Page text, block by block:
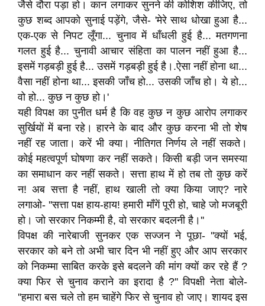
जैसे दौरा पड़ा हो। कान लगाकर सुनने की कोशिश कीजिए, तो
कुछ शब्द आपको सुनाई पड़ेंगे, जैसे- 'मेरे साथ धोखा हुआ है...
एक-एक से निपट लूँगा... चुनाव में धाँधली हुई है... मतगणना
गलत हुई है... चुनावी आचार संहिता का पालन नहीं हुआ है...
इसमें गड़बड़ी हुई है... उसमें गड़बड़ी हुई है।.ऐसा नहीं होना था...
वैसा नहीं होना था... इसकी जाँच हो... उसकी जाँच हो। ये हो...
वो हो... कुछ न कुछ हो।'
यही विपक्ष का पुनीत धर्म है कि वह कुछ न कुछ आरोप लगाकर
सुर्खियों में बना रहे। हारने के बाद और कुछ करना भी तो शेष
नहीं रह जाता। करें भी क्या। नीतिगत निर्णय ले नहीं सकते।
कोई महत्वपूर्ण घोषणा कर नहीं सकते। किसी बड़ी जन समस्या
का समाधान कर नहीं सकते। सत्ता हाथ में हो तब तो कुछ करें
न! अब सत्ता है नहीं, हाथ खाली तो क्या किया जाए? नारे
लगाओ- ''सत्ता पक्ष हाय-हाय! हमारी माँगें पूरी हो, चाहे जो मजबूरी
हो। जो सरकार निकम्मी है, वो सरकार बदलनी है।''
विपक्ष की नारेबाजी सुनकर एक सज्जन ने पूछा- ''क्यों भई,
सरकार को बने तो अभी चार दिन भी नहीं हुए और आप सरकार
को निकम्मा साबित करके इसे बदलने की मांग क्यों कर रहे हैं ?
क्या फिर से चुनाव कराने का इरादा है ?'' विपक्षी नेता बोले-
''हमारा बस चले तो हम चाहेंगे फिर से चुनाव हो जाए। शायद इस